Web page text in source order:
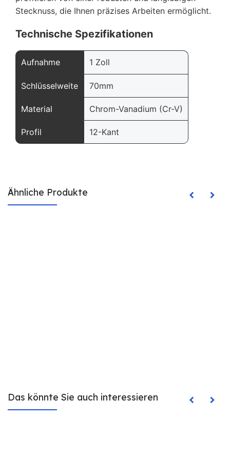
Stecknuss, die Ihnen präzises Arbeiten ermöglicht.
Technische Spezifikationen
Aufnahme 1 Zoll
Schlüsselweite 70mm
Material Chrom-Vanadium (Cr-V)
Profil 12-Kant
Ähnliche Produkte
Das könnte Sie auch interessieren